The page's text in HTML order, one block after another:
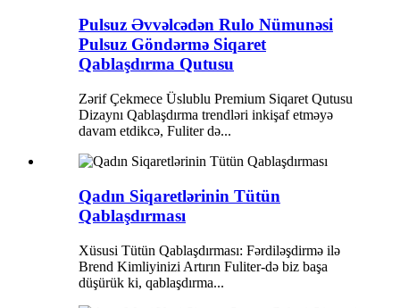
Pulsuz Əvvəlcədən Rulo Nümunəsi
Pulsuz Göndərmə Siqaret
Qablaşdırma Qutusu
Zərif Çekmece Üslublu Premium Siqaret Qutusu
Dizaynı Qablaşdırma trendləri inkişaf etməyə
davam etdikcə, Fuliter də...
Qadın Siqaretlərinin Tütün
Qablaşdırması
Xüsusi Tütün Qablaşdırması: Fərdiləşdirmə ilə
Brend Kimliyinizi Artırın Fuliter-də biz başa
düşürük ki, qablaşdırma...